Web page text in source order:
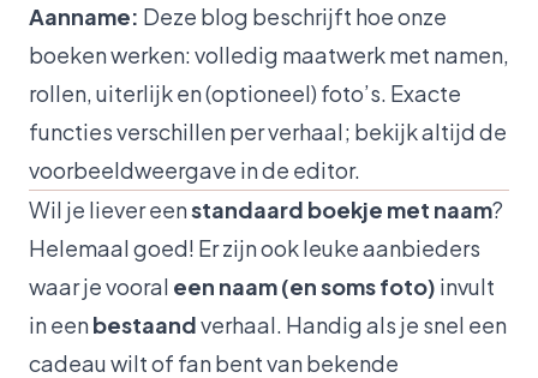
Aanname: Deze blog beschrijft hoe onze
boeken werken: volledig maatwerk met namen,
rollen, uiterlijk en (optioneel) foto’s. Exacte
functies verschillen per verhaal; bekijk altijd de
voorbeeldweergave in de editor.
Wil je liever eenstandaard boekje met naam?
Helemaal goed! Er zijn ook leuke aanbieders
waar je vooral een naam (en soms foto) invult
in eenbestaandverhaal. Handig als je snel een
cadeau wilt of fan bent van bekende